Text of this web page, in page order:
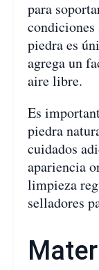
para
condiciones
piedra es
agrega un
aire libre.
Es
piedra
cuidados
apariencia
limpieza
selladores